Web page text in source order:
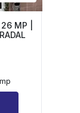
MP |